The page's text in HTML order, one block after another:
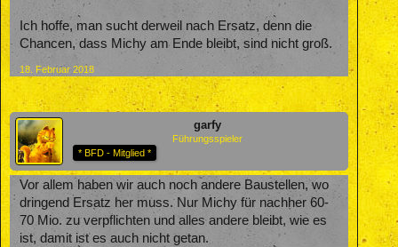
Ich hoffe, man sucht derweil nach Ersatz, denn die
Chancen, dass Michy am Ende bleibt, sind nicht groß.
18. Februar 2018
garfy
Führungsspieler
* BFD - Mitglied *
Vor allem haben wir auch noch andere Baustellen, wo
dringend Ersatz her muss. Nur Michy für nachher 60-
70 Mio. zu verpflichten und alles andere bleibt, wie es
ist, damit ist es auch nicht getan.